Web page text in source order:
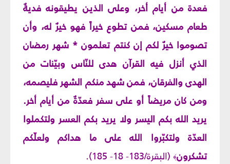
فعدة من أيام أخر، وعلى الذين يطيقونه فديةٌ
طعام مسكين، فمن تطوع خيراً فهو خيرٌ له، وأن
تصوموا خيرٌ لكم إن كنتم تعلمون * شهر رمضان
الذي أنزل فيه القرآن هدى للنّاس وبيّنات من
الهدى والفرقان، فمن شهد منكم الشهر فليصمه،
ومن كان مريضاً أو على سفر فعدّةٌ من أيام أخر.
يريد الله بكم اليسر ولا يريد بكم العسر ولتكملوا
العدّة ولتكبّروا الله على ما هداكم ولعلّكم
تشكرون﴾ (البقرة/183- 18- 185).